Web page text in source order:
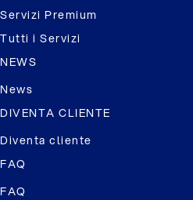
Servizi Premium
Tutti i Servizi
NEWS
News
DIVENTA CLIENTE
Diventa cliente
FAQ
FAQ